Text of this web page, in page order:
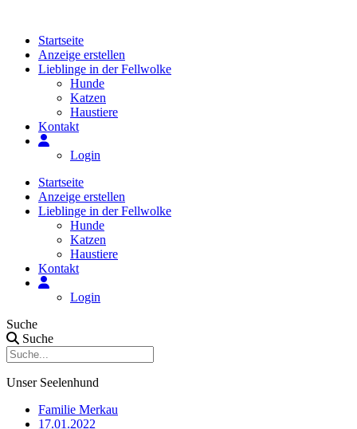
springenStartseite
Anzeige erstellen
Lieblinge in der Fellwolke
Hunde
Katzen
Haustiere
Kontakt
Login
Startseite
Anzeige erstellen
Lieblinge in der Fellwolke
Hunde
Katzen
Haustiere
Kontakt
Login
Suche
Suche
Unser Seelenhund
Familie Merkau
17.01.2022